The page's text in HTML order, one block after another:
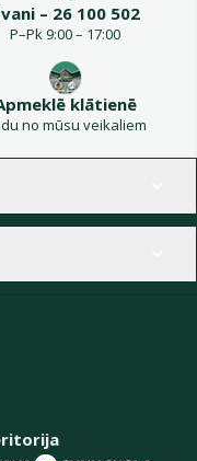
– 26 100 502
P–Pk 9:00 – 17:00
klātienē
no mūsu veikaliem